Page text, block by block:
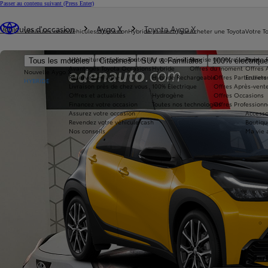
Passer au contenu suivant (Press Enter)
Véhicules neufs
Tous les modèles Citadines SUV & Familiales 100%
Nouvelle Aygo X
HYBRIDE
Véhicules d'occasion
Nos voitures d'occasion
Avantages Toyota Occasions
Réservez en ligne
Livraison près de chez vous
Offres et actualités
Financez votre occasion
Assurez votre occasion
Revendez votre véhicule cash
Nos conseils
Hybride et électrique
Toutes les motorisations
Hybride
Hybride Rechargeable
100% Électrique
Hydrogène
Toutes nos technologies
Acheter une Toyota
Reprise de votre voiture
Offres du moment
Offres Particuliers
Offres Après-
Offres Occasions
Offres
Votre
Toyota
Offres
Ma vie
Véhicules d'occasion Aygo X Toyota Aygo X